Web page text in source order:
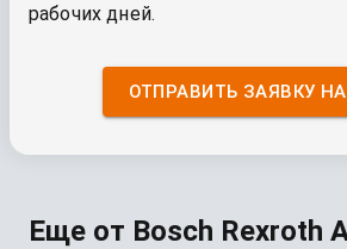
рабочих дней.
ОТПРАВИТЬ ЗАЯВКУ НА
Еще от Bosch Rexroth